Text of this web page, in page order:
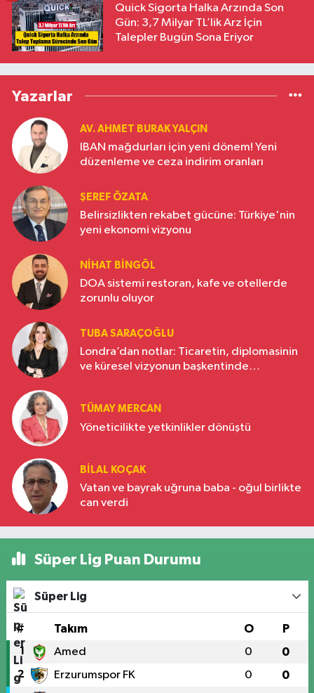
Quick Sigorta Halka Arzında Son
Gün: 3,7 Milyar TL’lik Arz İçin
Talepler Bugün Sona Eriyor
Yazarlar
AV. AHMET BURAK YALÇIN
IBAN mağdurları için yeni dönem! Yeni
düzenleme ve ceza indirim oranları
ŞEREF ÖZATA
Belirsizlikten rekabet gücüne: Türkiye'nin
yeni ekonomi vizyonu
NIHAT BINGÖL
DOA sistemi restoran, kafe ve otellerde
zorunlu oluyor
TUBA SARAÇOĞLU
Londra’dan notlar: Ticaretin, diplomasinin
ve küresel vizyonun başkentinde
TÜMAY MERCAN
Yöneticilikte yetkinlikler dönüştü
BILAL KOÇAK
Vatan ve bayrak uğruna baba - oğul birlikte
can verdi
Süper Lig Puan Durumu
Süper Lig
# Takım O P
1 Amed 0 0
2 Erzurumspor FK 0 0